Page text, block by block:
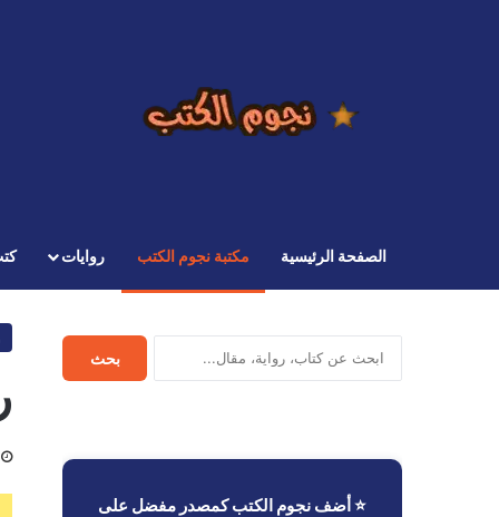
الصفحة الرئيسية مكتبة نجوم الكتب روايات
ابحث
بحث
⭐ أضف نجوم الكتب كمصدر مفضل على